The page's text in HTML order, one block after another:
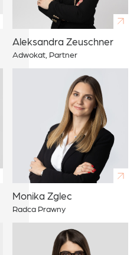
Aleksandra Zeuschner
Adwokat, Partner
Monika Zglec
Radca Prawny